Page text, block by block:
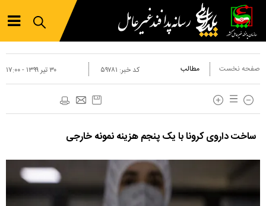
صفحه نخست مطالب ۳۰ تير ۱۳۹۹ - ۱۷:۰۰ کد خبر: ۵۹۷۸۱
ساخت داروی کرونا با یک پنجم هزینه نمونه خارجی